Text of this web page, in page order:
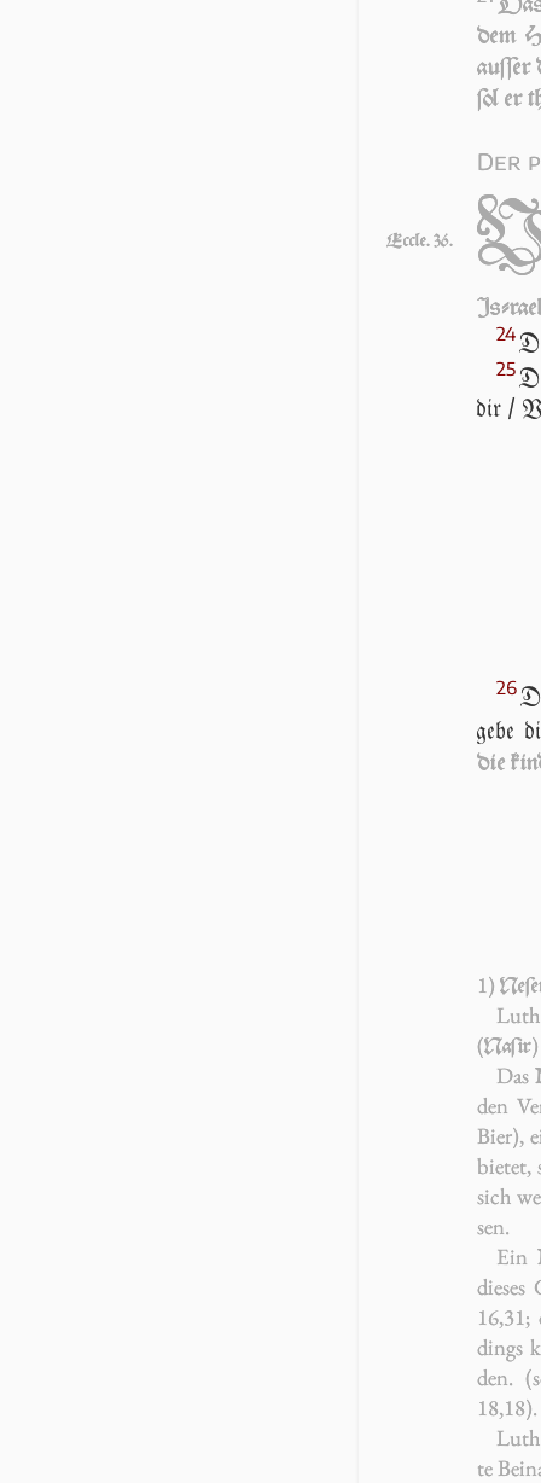
dem
ſol er
Der
Eccle. 36.
Iſ­ra­el
24
25
dir /
26
gebe
die
1)
(Naſir
Das
den
Bier),
bie­tet,
sich
sen.
Ein
16,31;
dings
den.
18,18).
te